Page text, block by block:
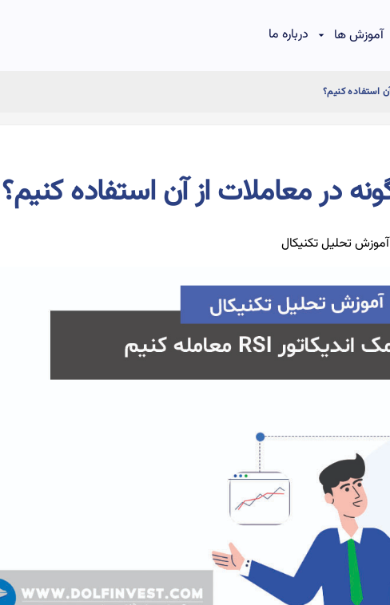
آموزش ها درباره ما
آموزش تحلیل تکنیکال